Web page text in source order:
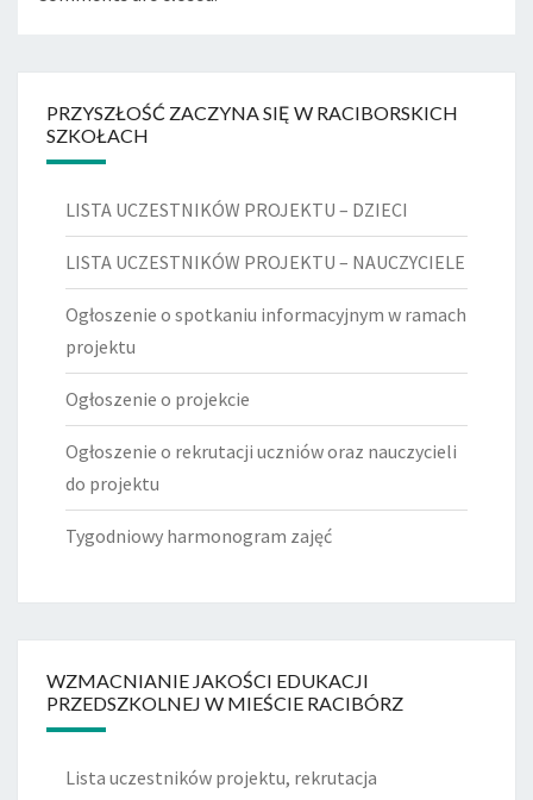
PRZYSZŁOŚĆ ZACZYNA SIĘ W RACIBORSKICH
SZKOŁACH
LISTA UCZESTNIKÓW PROJEKTU – DZIECI
LISTA UCZESTNIKÓW PROJEKTU – NAUCZYCIELE
Ogłoszenie o spotkaniu informacyjnym w ramach
projektu
Ogłoszenie o projekcie
Ogłoszenie o rekrutacji uczniów oraz nauczycieli
do projektu
Tygodniowy harmonogram zajęć
WZMACNIANIE JAKOŚCI EDUKACJI
PRZEDSZKOLNEJ W MIEŚCIE RACIBÓRZ
Lista uczestników projektu, rekrutacja